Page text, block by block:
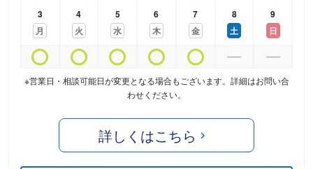
3
月
4
火
5
水
6
木
7
金
8
土
9
日
※営業日・相談可能日が変更となる場合もございます。詳細はお問い合
わせください。
詳しくはこちら